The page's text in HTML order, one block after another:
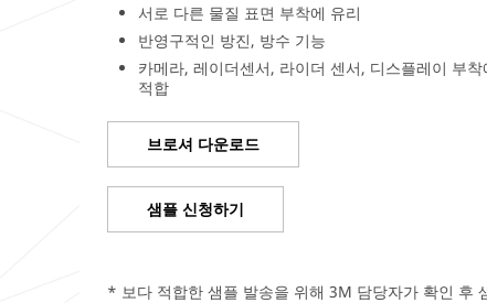
서로 다른 물질 표면 부착에 유리
반영구적인 방진, 방수 기능
카메라, 레이더센서, 라이더 센서, 디스플레이 부착
적합
브로셔 다운로드
샘플 신청하기
* 보다 적합한 샘플 발송을 위해 3M 담당자가 확인 후